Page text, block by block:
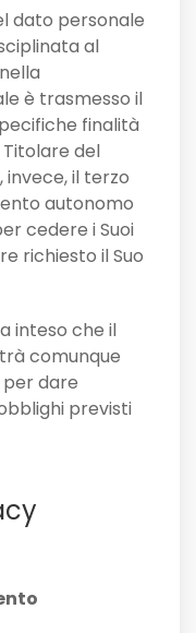
dato personale
al
è trasmesso il
finalità
del
il terzo
autonomo
cedere i Suoi
richiesto il Suo
inteso che il
comunque
per dare
previsti